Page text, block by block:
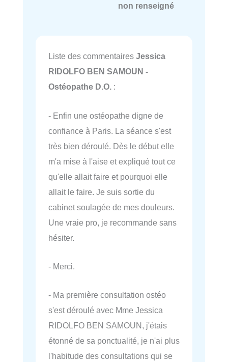
non renseigné
Liste des commentaires Jessica
RIDOLFO BEN SAMOUN -
Ostéopathe D.O. :
- Enfin une ostéopathe digne de
confiance à Paris. La séance s'est
très bien déroulé. Dès le début elle
m'a mise à l'aise et expliqué tout ce
qu'elle allait faire et pourquoi elle
allait le faire. Je suis sortie du
cabinet soulagée de mes douleurs.
Une vraie pro, je recommande sans
hésiter.
- Merci.
- Ma première consultation ostéo
s'est déroulé avec Mme Jessica
RIDOLFO BEN SAMOUN, j'étais
étonné de sa ponctualité, je n'ai plus
l'habitude des consultations qui se